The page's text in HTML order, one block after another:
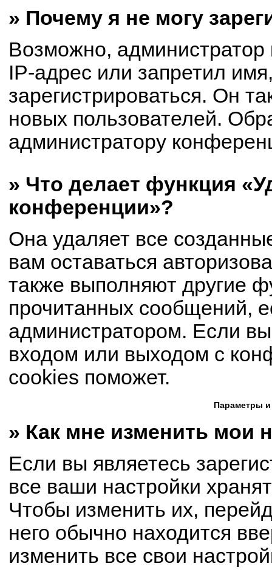
» Почему я не могу
Возможно,
IP-адрес или запретил
зарегистрироваться. Он
новых пользователей.
администратору
» Что делает функция
конференции»?
Она удаляет все
вам оставаться
также выполняют другие
прочитанных сообщений,
администратором. Если
входом или выходом с
cookies поможет.
Параметры и
» Как мне изменить мои
Если вы являетесь
все ваши настройки
Чтобы изменить их,
него обычно находится
изменить все свои